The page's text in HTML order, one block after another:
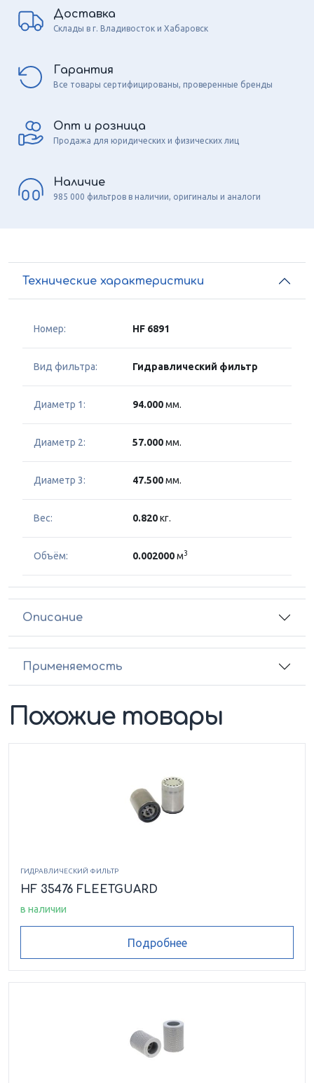
Доставка
Склады в г. Владивосток и Хабаровск
Гарантия
Все товары сертифицированы, проверенные бренды
Опт и розница
Продажа для юридических и физических лиц
Наличие
985 000 фильтров в наличии, оригиналы и аналоги
Технические характеристики
Номер: HF 6891
Вид фильтра: Гидравлический фильтр
Диаметр 1: 94.000мм.
Диаметр 2: 57.000мм.
Диаметр 3: 47.500мм.
Вес: 0.820кг.
Объём: 0.002000м3
Описание
Применяемость
Похожие товары
ГИДРАВЛИЧЕСКИЙ ФИЛЬТР
HF 35476 FLEETGUARD
в наличии
Подробнее